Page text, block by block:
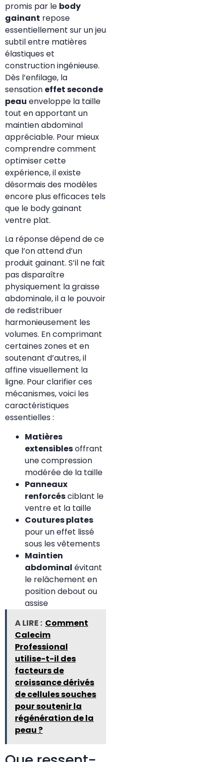
promis par le body
gainant repose
essentiellement sur un jeu
subtil entre matières
élastiques et
construction ingénieuse.
Dès l’enfilage, la
sensation effet seconde
peau enveloppe la taille
tout en apportant un
maintien abdominal
appréciable. Pour mieux
comprendre comment
optimiser cette
expérience, il existe
désormais des modèles
encore plus efficaces tels
que le body gainant
ventre plat.
La réponse dépend de ce
que l’on attend d’un
produit gainant. S’il ne fait
pas disparaître
physiquement la graisse
abdominale, il a le pouvoir
de redistribuer
harmonieusement les
volumes. En comprimant
certaines zones et en
soutenant d’autres, il
affine visuellement la
ligne. Pour clarifier ces
mécanismes, voici les
caractéristiques
essentielles :
Matières
extensiblesoffrant
une compression
modérée de la taille
Panneaux
renforcésciblant le
ventre et la taille
Coutures plates
pour un effet lissé
sous les vêtements
Maintien
abdominal évitant
le relâchement en
position debout ou
assise
A LIRE : Comment
Calecim
Professional
utilise-t-il des
facteurs de
croissance dérivés
de cellules souches
pour soutenir la
régénération de la
peau ?